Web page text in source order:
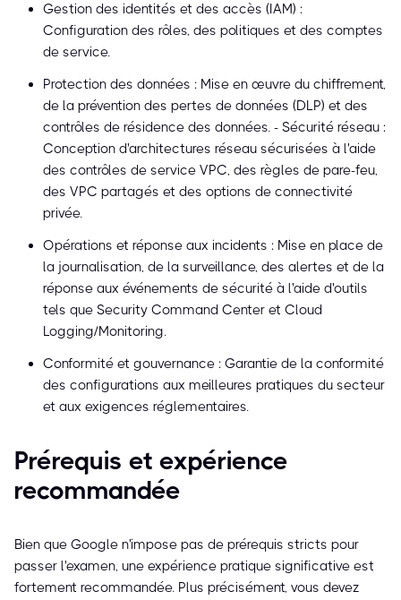
Gestion des identités et des accès (IAM) :
Configuration des rôles, des politiques et des comptes
de service.
Protection des données : Mise en œuvre du chiffrement,
de la prévention des pertes de données (DLP) et des
contrôles de résidence des données. - Sécurité réseau :
Conception d'architectures réseau sécurisées à l'aide
des contrôles de service VPC, des règles de pare-feu,
des VPC partagés et des options de connectivité
privée.
Opérations et réponse aux incidents : Mise en place de
la journalisation, de la surveillance, des alertes et de la
réponse aux événements de sécurité à l'aide d'outils
tels que Security Command Center et Cloud
Logging/Monitoring.
Conformité et gouvernance : Garantie de la conformité
des configurations aux meilleures pratiques du secteur
et aux exigences réglementaires.
Prérequis et expérience
recommandée
Bien que Google n'impose pas de prérequis stricts pour
passer l'examen, une expérience pratique significative est
fortement recommandée. Plus précisément, vous devez